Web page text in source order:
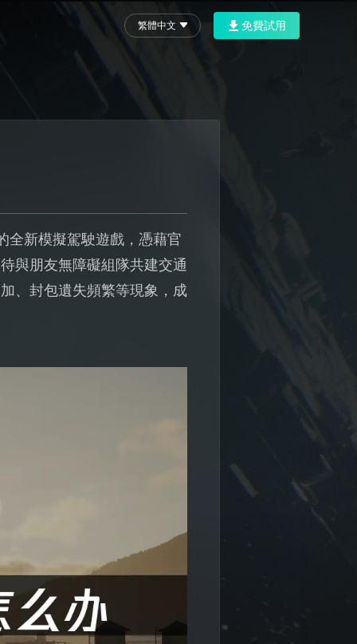
繁體中文 免費試用
全新模擬駕駛遊戲，憑藉官
與朋友無障礙組隊共建交通
、封包遺失頻繁等現象，成